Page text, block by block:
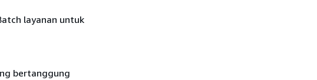
layanan untuk
bertanggung